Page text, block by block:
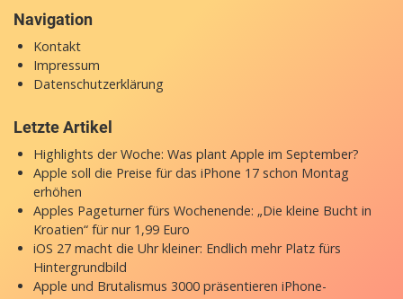
Navigation
Kontakt
Impressum
Datenschutzerklärung
Letzte Artikel
Highlights der Woche: Was plant Apple im September?
Apple soll die Preise für das iPhone 17 schon Montag
erhöhen
Apples Pageturner fürs Wochenende: „Die kleine Bucht in
Kroatien“ für nur 1,99 Euro
iOS 27 macht die Uhr kleiner: Endlich mehr Platz fürs
Hintergrundbild
Apple und Brutalismus 3000 präsentieren iPhone-